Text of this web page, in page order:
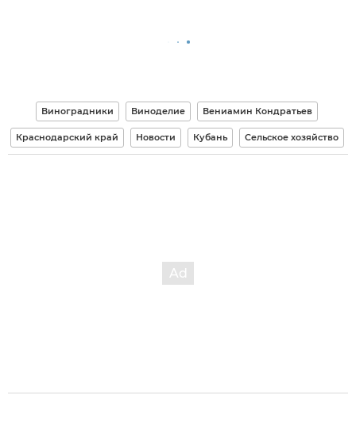
Виноградники Виноделие Вениамин Кондратьев
Краснодарский край Новости Кубань Сельское хозяйство